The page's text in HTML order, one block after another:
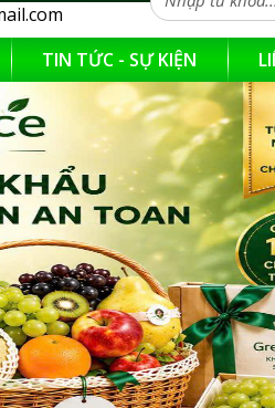
TIN TỨC - SỰ KIỆN